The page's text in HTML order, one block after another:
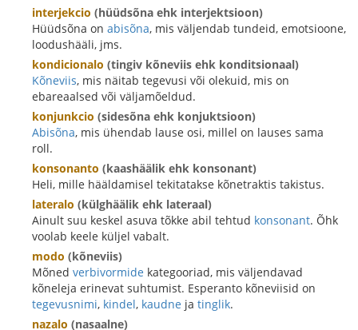
interjekcio (hüüdsõna ehk interjektsioon)
Hüüdsõna on abisõna, mis väljendab tundeid, emotsioone,
loodushääli, jms.
kondicionalo (tingiv kõneviis ehk konditsionaal)
Kõneviis, mis näitab tegevusi või olekuid, mis on
ebareaalsed või väljamõeldud.
konjunkcio (sidesõna ehk konjuktsioon)
Abisõna, mis ühendab lause osi, millel on lauses sama
roll.
konsonanto (kaashäälik ehk konsonant)
Heli, mille hääldamisel tekitatakse kõnetraktis takistus.
lateralo (külghäälik ehk lateraal)
Ainult suu keskel asuva tõkke abil tehtud konsonant. Õhk
voolab keele küljel vabalt.
modo (kõneviis)
Mõned verbivormide kategooriad, mis väljendavad
kõneleja erinevat suhtumist. Esperanto kõneviisid on
tegevusnimi, kindel, kaudne ja tinglik.
nazalo (nasaalne)